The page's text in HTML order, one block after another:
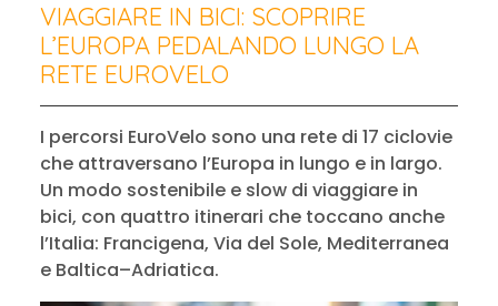
VIAGGIARE IN BICI: SCOPRIRE
L’EUROPA PEDALANDO LUNGO LA
RETE EUROVELO
I percorsi EuroVelo sono una rete di 17 ciclovie
che attraversano l’Europa in lungo e in largo.
Un modo sostenibile e slow di viaggiare in
bici, con quattro itinerari che toccano anche
l’Italia: Francigena, Via del Sole, Mediterranea
e Baltica–Adriatica.